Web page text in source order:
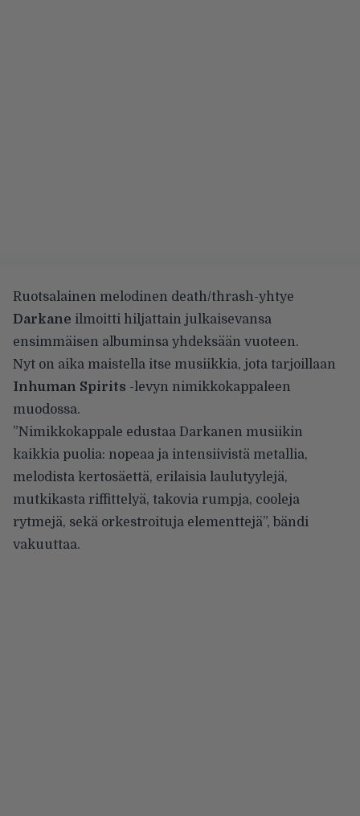
Ruotsalainen melodinen death/thrash-yhtye
Darkane ilmoitti hiljattain julkaisevansa
ensimmäisen albuminsa yhdeksään vuoteen.
Nyt on aika maistella itse musiikkia, jota tarjoillaan
Inhuman Spirits -levyn nimikkokappaleen
muodossa.
”Nimikkokappale edustaa Darkanen musiikin
kaikkia puolia: nopeaa ja intensiivistä metallia,
melodista kertosäettä, erilaisia laulutyylejä,
mutkikasta riffittelyä, takovia rumpja, cooleja
rytmejä, sekä orkestroituja elementtejä”, bändi
vakuuttaa.